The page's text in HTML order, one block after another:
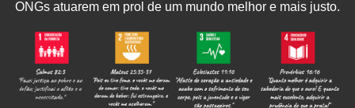
ONGs atuarem em prol de um mundo melhor e mais justo.